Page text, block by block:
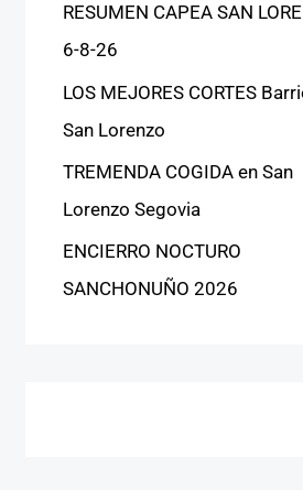
RESUMEN CAPEA SAN
6-8-26
LOS MEJORES CORTES
San Lorenzo
TREMENDA COGIDA en San
Lorenzo Segovia
ENCIERRO NOCTURO
SANCHONUÑO 2026